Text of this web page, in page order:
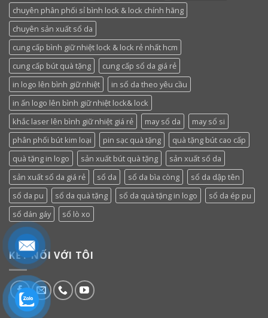
chuyên phân phối sỉ bình lock & lock chính hãng
chuyên sản xuất sổ da
cung cấp bình giữ nhiệt lock & lock rẻ nhất hcm
cung cấp bút quà tặng
cung cấp sổ da giá rẻ
in logo lên bình giữ nhiệt
in sổ da theo yêu cầu
in ấn logo lên bình giữ nhiệt lock& lock
khắc laser lên bình giữ nhiệt giá rẻ
may sổ da
may sổ si
phân phối bút kim loại
pin sạc quà tặng
quà tặng bút cao cấp
quà tặng in logo
sản xuất bút quà tặng
sản xuất sổ da
sản xuất sổ da giá rẻ
sổ da sổ da bìa còng
sổ da dập tên
sổ da pu
sổ da quà tặng sổ da quà tặng in logo
sổ da ép pu
sổ dán gáy
sổ lò xo
KẾT NỐI VỚI TÔI